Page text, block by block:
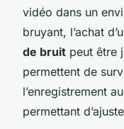
vidéo dans un
bruyant, l’achat
de bruit peut être
permettent de
l’enregistrement
permettant